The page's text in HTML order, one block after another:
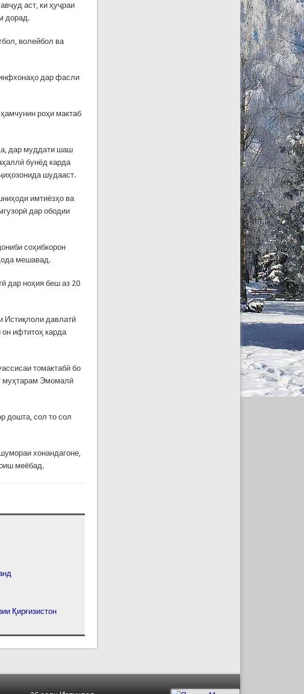
аст, ки ҳуҷраи
дорад.
волейбол ва
дар фасли
роҳи мактаб
дар муддати шаш
бунёд карда
шудааст.
имтиёзҳо ва
дар ободии
соҳибкорон
мешавад.
дар ноҳия беш аз 20
Истиқлоли давлатӣ
ифтитоҳ карда
томактабӣ бо
муҳтарам Эмомалӣ
дошта, сол то сол
хонандагоне,
меёбад.
Қирғизистон